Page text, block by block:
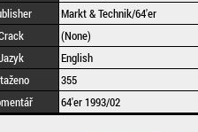
Markt & Technik/64'er
(None)
English
355
64'er 1993/02